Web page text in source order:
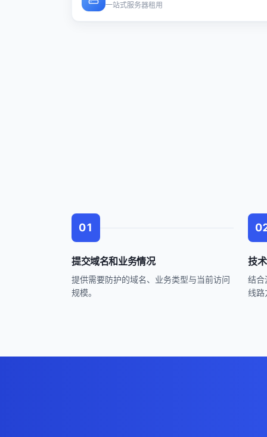
一站式服务器租用
01
提交域名和业务情况
提供需要防护的域名、业务类型与当前访问
规模。
技
结合
线路